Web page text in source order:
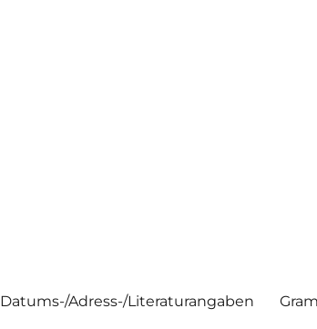
Datums-/Adress-/Literaturangaben